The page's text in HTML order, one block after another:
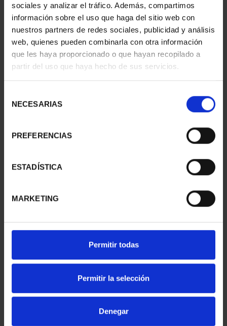
sociales y analizar el tráfico. Además, compartimos
información sobre el uso que haga del sitio web con
nuestros partners de redes sociales, publicidad y análisis
web, quienes pueden combinarla con otra información
que les haya proporcionado o que hayan recopilado a
partir del uso que haya hecho de sus servicios.
NECESARIAS
PREFERENCIAS
ESTADÍSTICA
MARKETING
Permitir todas
Permitir la selección
Denegar
PATRIMONIO
NACIONAL II - PALACIO
REAL DE...
73,00 €
CIUDADES PATRIMONIO
- ALCALÁ DE HENARES
73,00 €
PROVINCIA 1
Sólo para usuarios
PROVINCIA 2
Sólo para usuarios